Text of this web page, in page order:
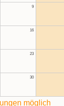
9
16
23
30
möglich